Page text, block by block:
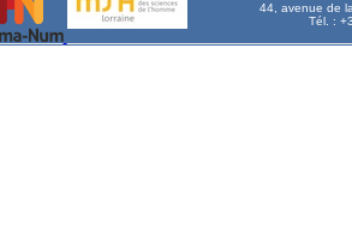
44, avenue de
Tél. :